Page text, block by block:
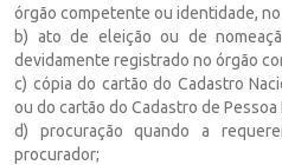
órgão competente ou identidade,
b) ato de eleição ou de
devidamente registrado no órgão
c) cópia do cartão do Cadastro
ou do cartão do Cadastro de Pessoa
d) procuração quando a
procurador;